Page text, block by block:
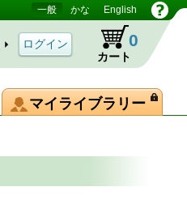
一般 かな English
カート
0
マイライブラリー